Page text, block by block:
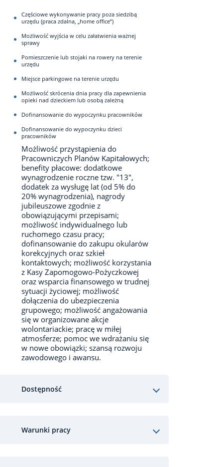
Częściowe wykonywanie pracy poza siedzibą
urzędu (praca zdalna, „home office”)
Możliwość wyjścia w celu załatwienia ważnej
sprawy
Pomieszczenie lub stojaki na rowery na terenie
urzędu
Miejsce parkingowe na terenie urzędu
Możliwość skrócenia dnia pracy dla zapewnienia
opieki nad dzieckiem lub osobą zależną
Dofinansowanie do wypoczynku pracowników
Dofinansowanie do wypoczynku dzieci
pracowników
Możliwość przystąpienia do
Pracowniczych Planów Kapitałowych;
benefity płacowe: dodatkowe
wynagrodzenie roczne tzw. "13",
dodatek za wysługę lat (od 5% do
20% wynagrodzenia), nagrody
jubileuszowe zgodnie z
obowiązującymi przepisami;
możliwość indywidualnego lub
ruchomego czasu pracy;
dofinansowanie do zakupu okularów
korekcyjnych oraz szkieł
kontaktowych; możliwość korzystania
z Kasy Zapomogowo-Pożyczkowej
oraz wsparcia finansowego w trudnej
sytuacji życiowej; możliwość
dołączenia do ubezpieczenia
grupowego; możliwość angażowania
się w organizowane akcje
wolontariackie; pracę w miłej
atmosferze; pomoc we wdrażaniu się
w nowe obowiązki; szansą rozwoju
zawodowego i awansu.
Dostępność
Warunki pracy